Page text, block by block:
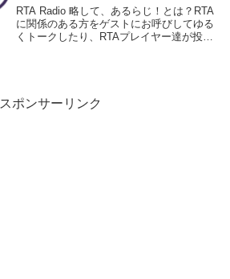
RTA Radio 略して、あるらじ！とは？RTA
に関係のある方をゲストにお呼びしてゆる
くトークしたり、RTAプレイヤー達が投稿
スポンサーリンク